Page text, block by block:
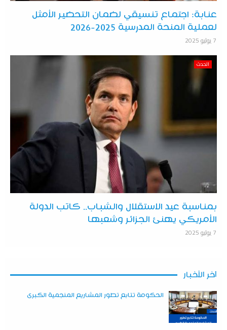
عنابة: اجتماع تنسيقي لضمان التحضير الأمثل
لعملية المنحة المدرسية 2025-2026
7 يوليو 2025
الحدث
بمناسبة عيد الاستقلال والشباب.. كاتب الدولة
الأمريكي يهنئ الجزائر وشعبها
7 يوليو 2025
آخر الأخبار
الحكومة تتابع تطور المشاريع المنجمية الكبرى